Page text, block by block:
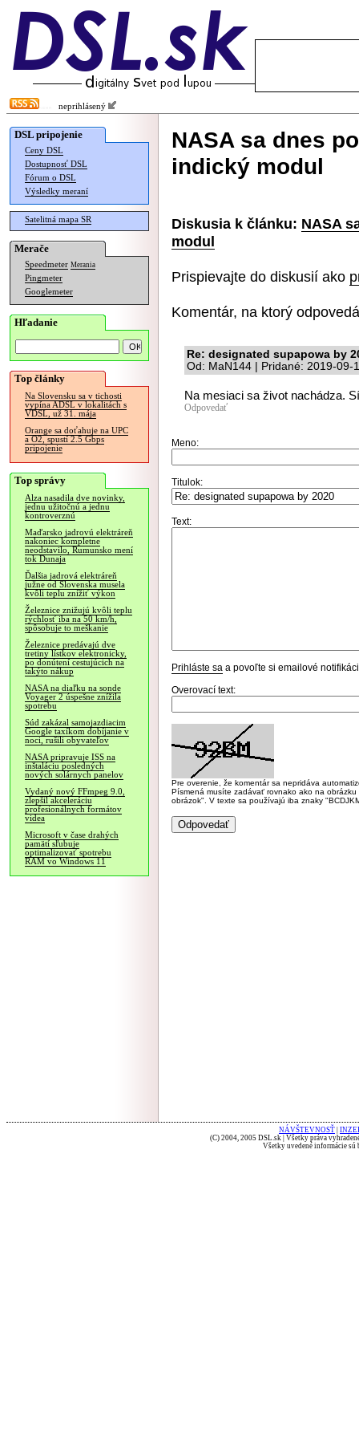
neprihlásený
DSL pripojenie
Ceny DSL
Dostupnosť DSL
Fórum o DSL
Výsledky meraní
Satelitná mapa SR
Merače
Speedmeter Merania
Pingmeter
Googlemeter
Hľadanie
Top články
Na Slovensku sa v tichosti
vypína ADSL v lokalitách s
VDSL, už 31. mája
Orange sa doťahuje na UPC
a O2, spustí 2.5 Gbps
pripojenie
Top správy
Alza nasadila dve novinky,
jednu užitočnú a jednu
kontroverznú
Maďarsko jadrovú elektráreň
nakoniec kompletne
neodstavilo, Rumunsko mení
tok Dunaja
Ďalšia jadrová elektráreň
južne od Slovenska musela
kvôli teplu znížiť výkon
Železnice znižujú kvôli teplu
rýchlosť iba na 50 km/h,
spôsobuje to meškanie
Železnice predávajú dve
tretiny lístkov elektronicky,
po donútení cestujúcich na
takýto nákup
NASA na diaľku na sonde
Voyager 2 úspešne znížila
spotrebu
Súd zakázal samojazdiacim
Google taxíkom dobíjanie v
noci, rušili obyvateľov
NASA pripravuje ISS na
inštaláciu posledných
nových solárnych panelov
Vydaný nový FFmpeg 9.0,
zlepšil akceleráciu
profesionálnych formátov
videa
Microsoft v čase drahých
pamätí sľubuje
optimalizovať spotrebu
RAM vo Windows 11
NASA sa dnes
indický modul
Diskusia k článku: NASA
modul
Prispievajte do diskusií ako
Komentár, na ktorý
Re: designated supapowa by
Od: MaN144 | Pridané: 2019-09-
Na mesiaci sa život nachádza.
Odpovedať
Meno:
Titulok:
Text:
Prihláste sa a povoľte si emailové
Overovací text:
Pre overenie, že komentár sa nepridáva
Písmená musíte zadávať rovnako ako na
obrázok". V texte sa používajú iba znaky
NÁVŠTEVNOSŤ
(C) 2004, 2005 DSL.sk | Všetky práva
Všetky uvedené informácie sú